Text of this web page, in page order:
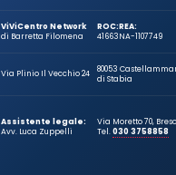
ViViCentro Network
di Barretta Filomena
ROC:
41663
REA:
NA-1107749
Via Plinio Il Vecchio 24
80053
di Stabia
Assistente legale:
Avv. Luca Zuppelli
Via Moretto 70,
Tel.030 3758858